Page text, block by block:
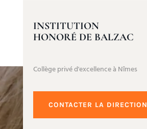
INSTITUTION
HONORÉ DE BALZAC
Collège privé d'excellence à Nîmes
CONTACTER LA DIRECTION